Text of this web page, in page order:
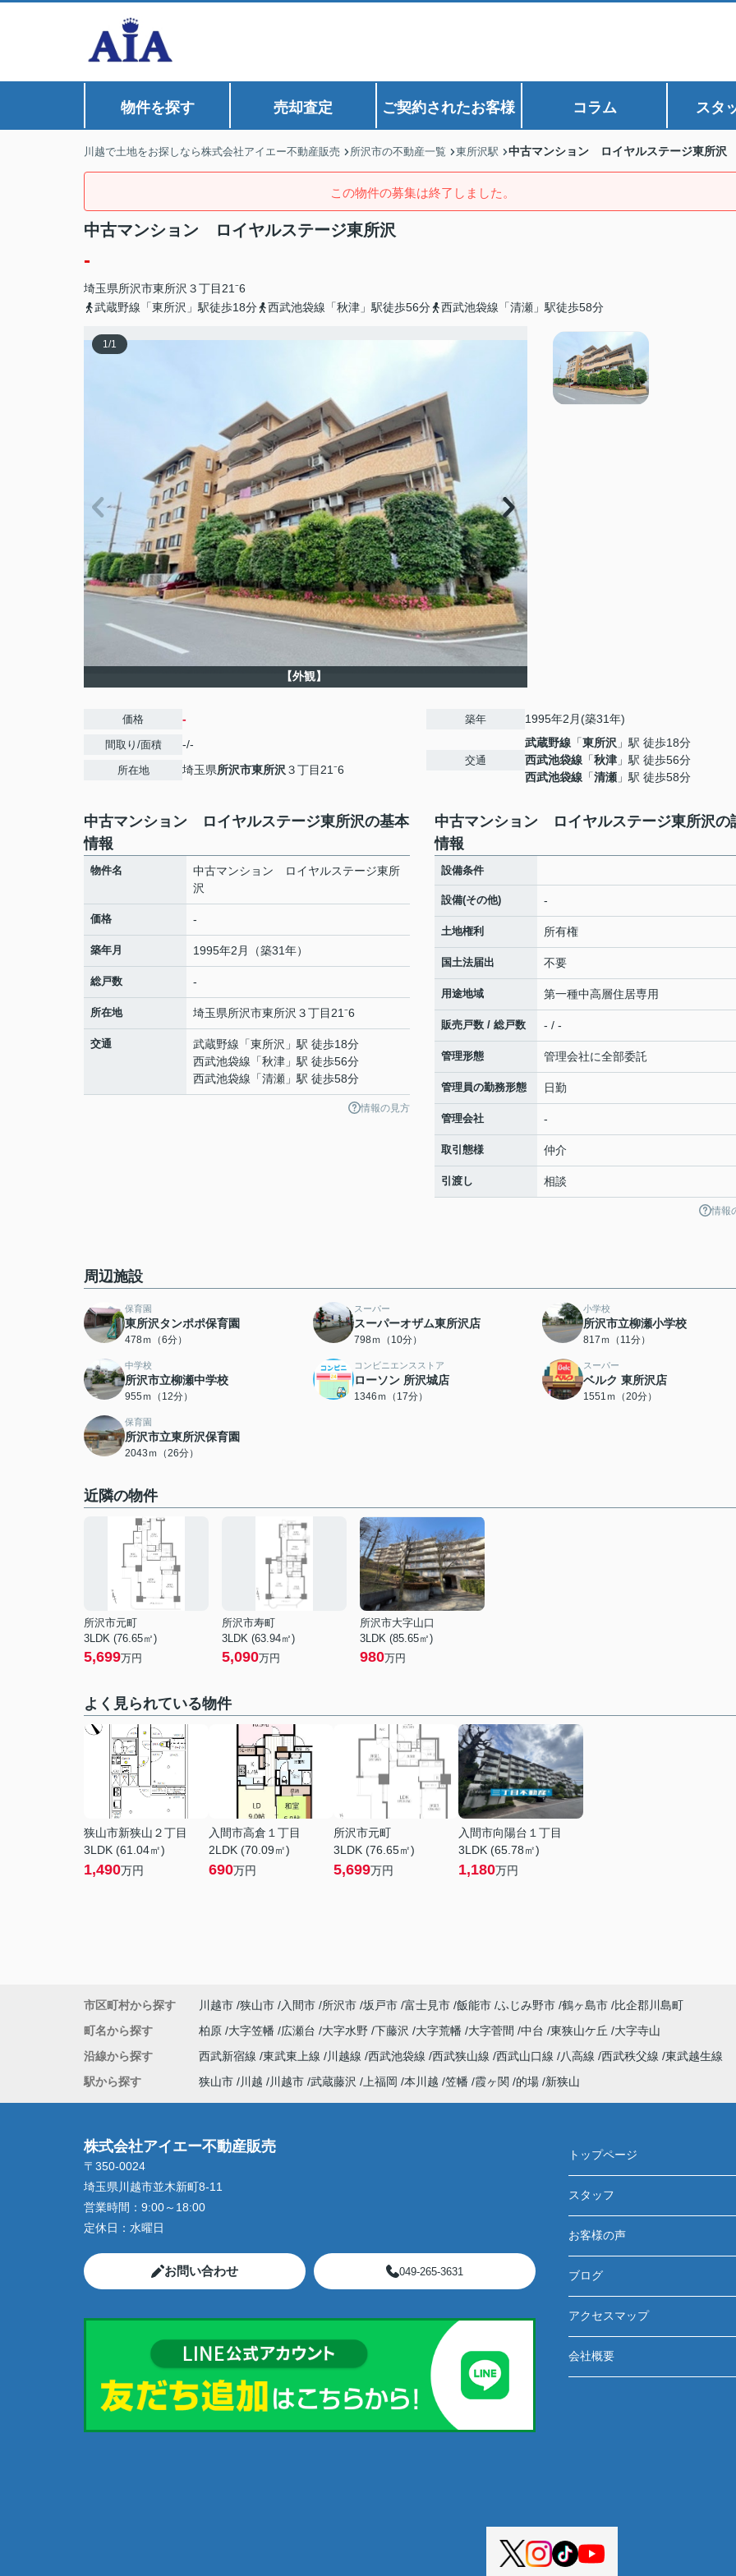
物件を探す 売却査定 ご契約されたお客様 コラム スタ
川越で土地をお探しなら株式会社アイエー不動産販売 所沢市の不動産一覧 東所沢駅 中古マンション ロイヤルステージ東所沢
この物件の募集は終了しました。
中古マンション ロイヤルステージ東所沢
-
埼玉県所沢市東所沢 ３丁目21⁻6
武蔵野線「東所沢」駅徒歩18分
西武池袋線「秋津」駅徒歩56分 西武池袋線「清瀬」駅徒歩58分
1/1
【外観】
価格 -
間取り/面積 -/-
所在地 埼玉県所沢市東所沢 ３丁目21⁻6
築年 1995年2月(築31年)
交通
武蔵野線 「東所沢 」駅 徒歩18分
西武池袋線 「秋津 」駅 徒歩56分
西武池袋線 「清瀬 」駅 徒歩58分
中古マンション ロイヤルステージ東所沢の基本
情報
物件名
中古マンション ロイヤルステージ東所
沢
価格 -
築年月 1995年2月（築31年）
総戸数 -
所在地 埼玉県所沢市東所沢 ３丁目21⁻6
交通 武蔵野線 「東所沢 」駅 徒歩18分
西武池袋線 「秋津 」駅 徒歩56分
西武池袋線 「清瀬 」駅 徒歩58分
情報の見方
中古マンション ロイヤルステージ東所沢の
情報
設備条件
設備(その他) -
土地権利 所有権
国土法届出 不要
用途地域 第一種中高層住居専用
販売戸数 / 総戸数 - / -
管理形態 管理会社に全部委託
管理員の勤務形態 日勤
管理会社 -
取引態様 仲介
引渡し 相談
情報
周辺施設
保育園
東所沢タンポポ保育園
478ｍ（6分）
スーパー
スーパーオザム東所沢店
798ｍ（10分）
小学校
所沢市立柳瀬小学校
817ｍ（11分）
中学校
所沢市立柳瀬中学校
955ｍ（12分）
コンビニエンスストア
ローソン 所沢城店
1346ｍ（17分）
スーパー
ベルク 東所沢店
1551ｍ（20分）
保育園
所沢市立東所沢保育園
2043ｍ（26分）
近隣の物件
所沢市元町
3LDK (76.65㎡)
5,699万円
所沢市寿町
3LDK (63.94㎡)
5,090万円
所沢市大字山口
3LDK (85.65㎡)
980万円
よく見られている物件
狭山市新狭山２丁目
3LDK (61.04㎡)
1,490万円
入間市高倉１丁目
2LDK (70.09㎡)
690万円
所沢市元町
3LDK (76.65㎡)
5,699万円
入間市向陽台１丁目
3LDK (65.78㎡)
1,180万円
市区町村から探す 川越市 狭山市 入間市 所沢市 坂戸市 富士見市 飯能市 ふじみ野市 鶴ヶ島市
比企郡川島町
町名から探す
柏原 大字笠幡 広瀬台 大字水野 下藤沢 大字荒幡 大字菅間 中台 東狭山ケ丘
大字寺山
沿線から探す
西武新宿線 東武東上線 川越線 西武池袋線 西武狭山線 西武山口線 八高線 西武秩父線 東武越生線
駅から探す
狭山市 川越 川越市 武蔵藤沢 上福岡 本川越 笠幡 霞ヶ関 的場 新狭山
株式会社アイエー不動産販売
〒350-0024
埼玉県川越市並木新町8-11
営業時間： 9:00～18:00
定休日： 水曜日
お問い合わせ 049-265-3631
トップページ
スタッフ
お客様の声
ブログ
アクセスマップ
会社概要